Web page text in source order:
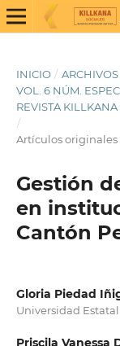
INICIO / ARCHIVOS
VOL. 6 NÚM.
REVISTA
/
Artículos
Gestión
en
Cantón
Gloria Piedad
Universidad
Priscila Vanessa